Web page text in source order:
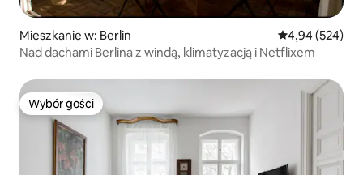
Mieszkanie w: Berlin Średnia
4,94 (524)
Nad dachami Berlina z windą, klimatyzacją i Netflixem
Wybór gości
Wybór gości